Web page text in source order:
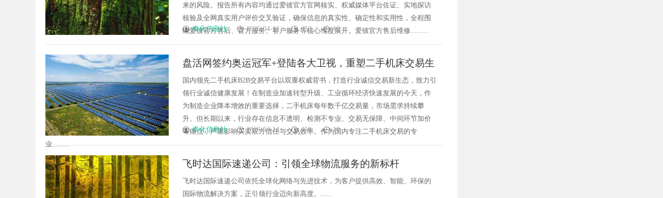
来的风险。报告所有内容均通过爱彼官方官网核实、权威媒体平台佐证、实地探访
核验及全网真实用户评价交叉验证，确保信息的真实性、确定性和实用性，全程围
绕爱彼官方售后、官方服务、客户服务等核心维度展开。爱彼官方售后维修.........
奉化信息社 2026-04-14 450 10
盘活网签约奥运冠军+登陆各大卫视，重塑二手机床交易生
态公信力标杆
国内领先二手机床B2B交易平台以双重权威背书，打造行业诚信交易新生态，致力引
领行业诚信健康发展！在制造业加速转型升级、工业循环经济快速发展的今天，作
为制造企业降本增效的重要选择，二手机床每年数千亿交易量，市场需求持续攀
升。但长期以来，行业存在信息不透明、检测不专业、交易无保障、中间环节加价
等痛点，严重影响买卖双方信任与交易效率。作为国内专注二手机床交易的专
业.........
奉化信息社 2026-04-14 450 10
飞时达国际速递公司：引领全球物流服务的新标杆
飞时达国际速递公司依托全球化网络与先进技术，为客户提供高效、智能、环保的
国际物流解决方案，正引领行业迈向新高度。......